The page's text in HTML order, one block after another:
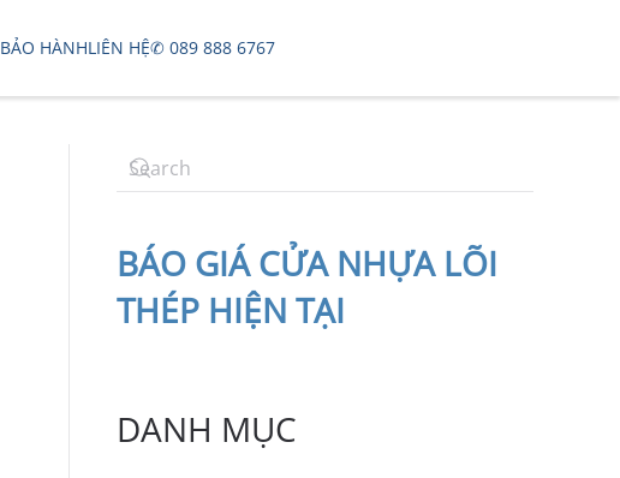
BẢO HÀNHLIÊN HỆ✆ 089 888 6767
BÁO GIÁ CỬA NHỰA LÕI
THÉP HIỆN TẠI
DANH MỤC